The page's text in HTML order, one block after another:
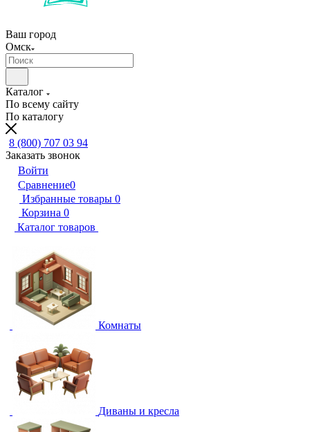
Ваш город
Омск
Каталог
По всему сайту
По каталогу
8 (800) 707 03 94
Заказать звонок
Войти
Сравнение0
Избранные товары 0
Корзина 0
Каталог товаров
Комнаты
Диваны и кресла